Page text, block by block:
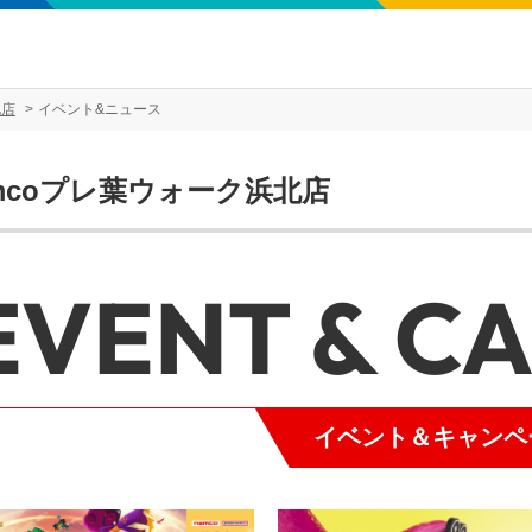
イベント&ニュース
プレ葉ウォーク浜北店
イベント＆キャン
&